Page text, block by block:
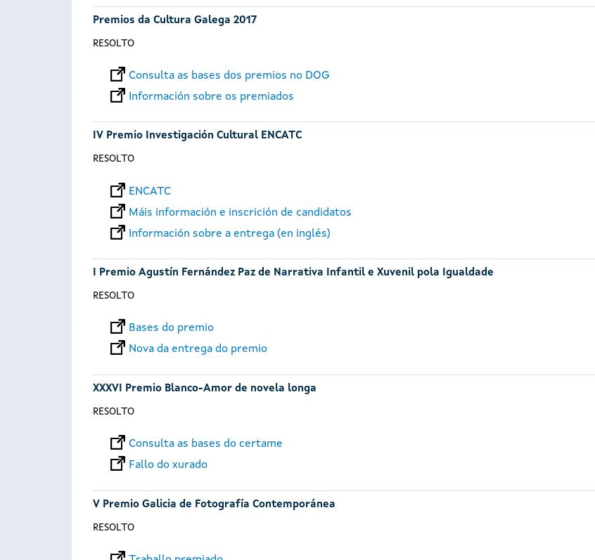
Premios da Cultura Galega 2017
RESOLTO
Consulta as bases dos premios no DOG
Información sobre os premiados
IV Premio Investigación Cultural ENCATC
RESOLTO
ENCATC
Máis información e inscrición de candidatos
Información sobre a entrega (en inglés)
I Premio Agustín Fernández Paz de Narrativa Infantil e Xuvenil pola Igualdade
RESOLTO
Bases do premio
Nova da entrega do premio
XXXVI Premio Blanco-Amor de novela longa
RESOLTO
Consulta as bases do certame
Fallo do xurado
V Premio Galicia de Fotografía Contemporánea
RESOLTO